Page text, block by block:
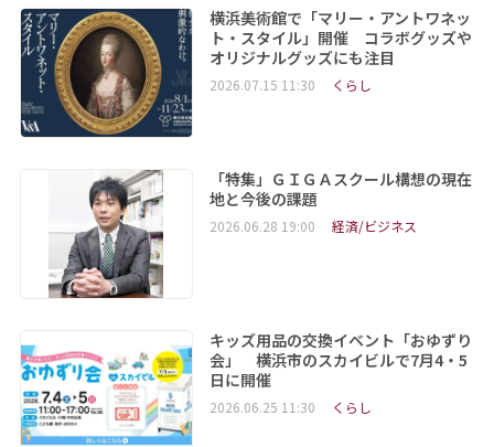
横浜美術館で「マリー・アントワネッ
ト・スタイル」開催 コラボグッズや
オリジナルグッズにも注目
2026.07.15 11:30 くらし
「特集」ＧＩＧＡスクール構想の現在
地と今後の課題
2026.06.28 19:00 経済/ビジネス
キッズ用品の交換イベント「おゆずり
会」 横浜市のスカイビルで7月4・5
日に開催
2026.06.25 11:30 くらし